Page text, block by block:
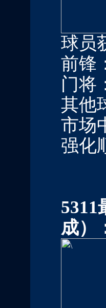
球员
前锋
门将
其他
市场
强化
5311
成）